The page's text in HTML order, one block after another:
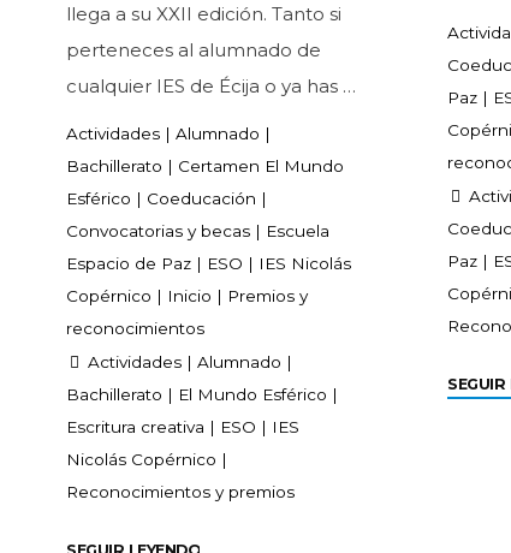
llega a su XXII edición. Tanto si
perteneces al alumnado de
cualquier IES de Écija o ya has …
Actividades | Alumnado |
Bachillerato | Certamen El Mundo
Esférico | Coeducación |
Convocatorias y becas | Escuela
Espacio de Paz | ESO | IES Nicolás
Copérnico | Inicio | Premios y
reconocimientos
Actividades| Alumnado |
Bachillerato | El Mundo Esférico |
Escritura creativa | ESO | IES
Nicolás Copérnico |
Reconocimientos y premios
Paz |
Paz |
SEGUIR